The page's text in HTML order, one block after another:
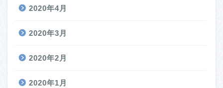
2020年4月
2020年3月
2020年2月
2020年1月